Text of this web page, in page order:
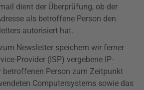
dient der Überprüfung, ob der
als betroffene Person den
autorisiert hat.
Newsletter speichern wir ferner
Provider (ISP) vergebene IP-
betroffenen Person zum Zeitpunkt
Computersystems sowie das